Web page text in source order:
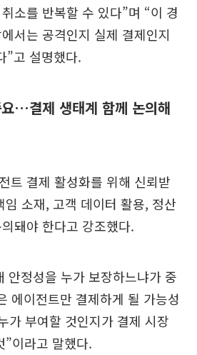
소를 반복할 수 있다”며 “이 경
서는 공격인지 실제 결제인지
”고 설명했다.
…결제 생태계 함께 논의해
트 결제 활성화를 위해 신뢰받
임 소재, 고객 데이터 활용, 정산
돼야 한다고 강조했다.
안정성을 누가 보장하느냐가 중
에이전트만 결제하게 될 가능성
가 부여할 것인지가 결제 시장
”이라고 말했다.